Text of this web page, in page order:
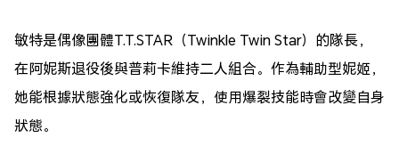
敏特是偶像團體T.T.STAR（Twinkle Twin Star）的隊長，
在阿妮斯退役後與普莉卡維持二人組合。作為輔助型妮姬，
她能根據狀態強化或恢復隊友，使用爆裂技能時會改變自身
狀態。